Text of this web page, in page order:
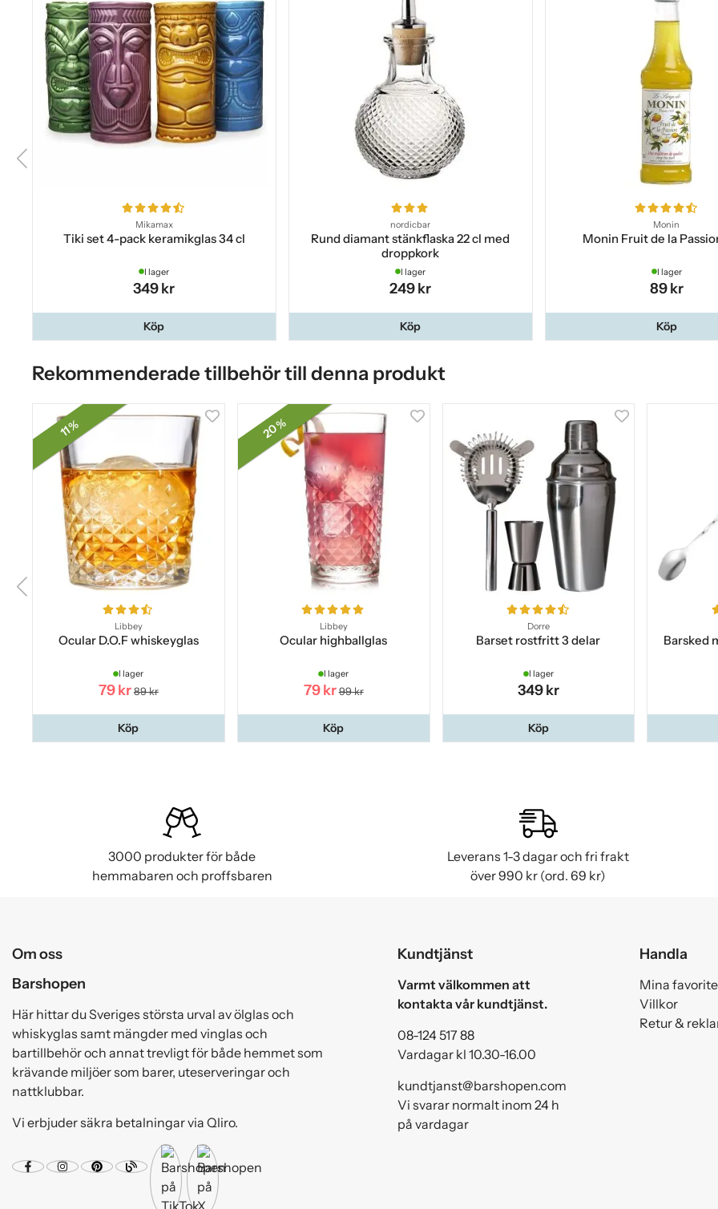
Mikamax
Tiki set 4-pack keramikglas 34 cl
I lager
349 kr
Köp
nordicbar
Rund diamant stänkflaska 22 cl med
droppkork
I lager
249 kr
Köp
Monin
Monin Fruit de la
I lager
89 kr
Köp
Rekommenderade tillbehör till denna produkt
11 %
Libbey
Ocular D.O.F whiskeyglas
I lager
79 kr 89 kr
Köp
20 %
Libbey
Ocular highballglas
I lager
79 kr 99 kr
Köp
Dorre
Barset rostfritt 3 delar
I lager
349 kr
Köp
Barsked
3000 produkter för både
hemmabaren och proffsbaren
Leverans 1-3 dagar och fri frakt
över 990 kr (ord. 69 kr)
Om oss
Barshopen
Här hittar du Sveriges största urval av ölglas och
whiskyglas samt mängder med vinglas och
bartillbehör och annat trevligt för både hemmet som
krävande miljöer som barer, uteserveringar och
nattklubbar.
Vi erbjuder säkra betalningar via Qliro.
Kundtjänst
Varmt välkommen att
kontakta vår kundtjänst.
08-124 517 88
Vardagar kl 10.30-16.00
kundtjanst@barshopen.com
Vi svarar normalt inom 24 h
på vardagar
Handla
Mina
Villkor
Retur &